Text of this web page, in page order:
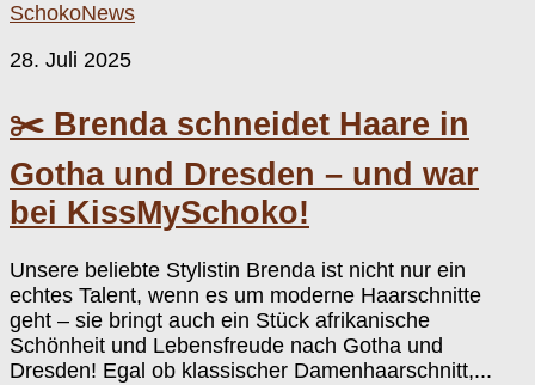
SchokoNews
28. Juli 2025
✂️ Brenda schneidet Haare in
Gotha und Dresden – und war
bei KissMySchoko!
Unsere beliebte Stylistin Brenda ist nicht nur ein
echtes Talent, wenn es um moderne Haarschnitte
geht – sie bringt auch ein Stück afrikanische
Schönheit und Lebensfreude nach Gotha und
Dresden! Egal ob klassischer Damenhaarschnitt,...